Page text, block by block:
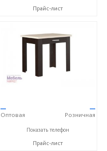
Прайс-лист
—
Оптовая
—
Розничная
+7 (4722) 40-24-31
Показать телефон
Прайс-лист